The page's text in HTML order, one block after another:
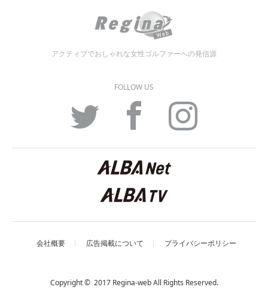
アクティブでおしゃれな女性ゴルファーへの発信源
FOLLOW US
Facebook Instagram
会社概要 広告掲載について プライバシーポリシー
Copyright © 2017 Regina-web All Rights Reserved.